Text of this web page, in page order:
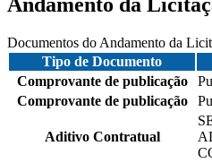
Documentos do Andamento da
Tipo de Documento
Comprovante de publicação
Comprovante de publicação
Aditivo Contratual